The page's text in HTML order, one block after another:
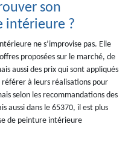
son
intérieure ?
ne s’improvise pas. Elle
proposées sur le marché, de
aussi des prix qui sont appliqués
référer à leurs réalisations pour
selon les recommandations des
aussi dans le 65370, il est plus
de peinture intérieure